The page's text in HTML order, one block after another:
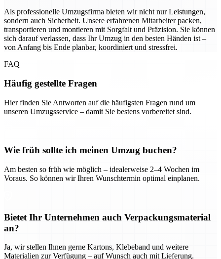
Als professionelle Umzugsfirma bieten wir nicht nur Leistungen,
sondern auch Sicherheit. Unsere erfahrenen Mitarbeiter packen,
transportieren und montieren mit Sorgfalt und Präzision. Sie können
sich darauf verlassen, dass Ihr Umzug in den besten Händen ist –
von Anfang bis Ende planbar, koordiniert und stressfrei.
FAQ
Häufig gestellte Fragen
Hier finden Sie Antworten auf die häufigsten Fragen rund um
unseren Umzugsservice – damit Sie bestens vorbereitet sind.
Wie früh sollte ich meinen Umzug buchen?
Am besten so früh wie möglich – idealerweise 2–4 Wochen im
Voraus. So können wir Ihren Wunschtermin optimal einplanen.
Bietet Ihr Unternehmen auch Verpackungsmaterial
an?
Ja, wir stellen Ihnen gerne Kartons, Klebeband und weitere
Materialien zur Verfügung – auf Wunsch auch mit Lieferung.